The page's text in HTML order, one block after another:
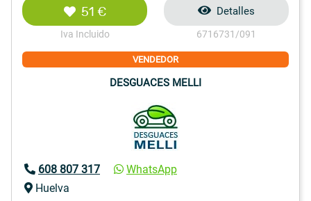
51 €
Iva Incluido
Detalles
6716731/091
VENDEDOR
DESGUACES MELLI
608 807 317
WhatsApp
Huelva